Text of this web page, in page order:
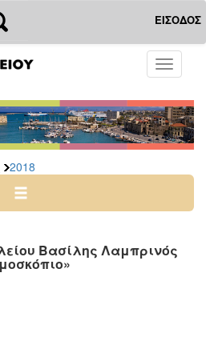
ΕΙΣΟΔΟΣ
Toggle
2018
Βασίλης Λαμπρινός